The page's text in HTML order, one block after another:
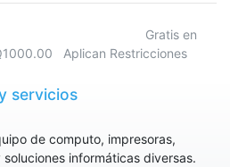
país. Gratis en
Aplican Restricciones
servicios
de computo, impresoras,
informáticas diversas.